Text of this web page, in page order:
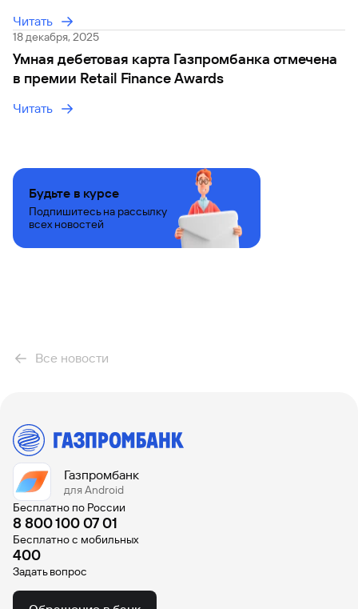
Все новости
Читать
18 декабря, 2025
Умная дебетовая карта Газпромбанка отмечена
в премии Retail Finance Awards
Читать
Будьте в курсе
Подпишитесь на рассылку
всех новостей
Газпромбанк
для Android
Бесплатно по России
8 800 100 07 01
Бесплатно с мобильных
400
Задать вопрос